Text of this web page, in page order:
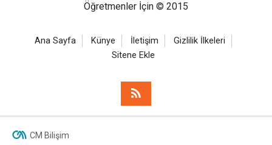
Öğretmenler İçin © 2015
Ana Sayfa Künye İletişim
Gizlilik İlkeleri
Sitene Ekle
CM Bilişim